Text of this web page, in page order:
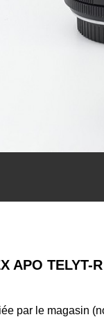
APO TELYT-
par le magasin